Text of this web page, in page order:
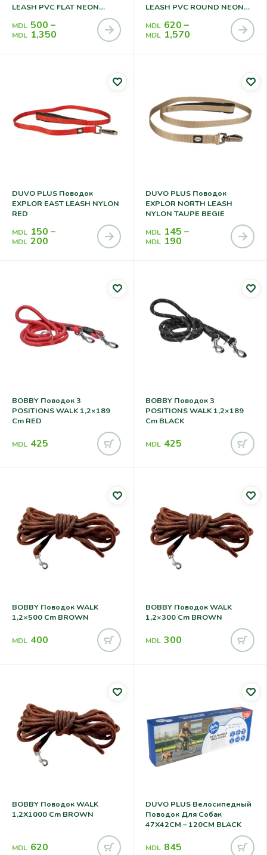
LEASH PVC FLAT NEON
MDL 500 –
MDL 1,350
LEASH PVC ROUND NEON
MDL 620 –
MDL 1,570
DUVO PLUS Поводок
EXPLOR EAST LEASH NYLON
RED
MDL 150 –
MDL 200
DUVO PLUS Поводок
EXPLOR NORTH LEASH
NYLON TAUPE BEGIE
MDL 145 –
MDL 190
BOBBY Поводок 3
POSITIONS WALK 1,2×189
Cm RED
MDL 425
BOBBY Поводок 3
POSITIONS WALK 1,2×189
Cm BLACK
MDL 425
BOBBY Поводок WALK
1,2×500 Cm BROWN
MDL 400
BOBBY Поводок WALK
1,2×300 Cm BROWN
MDL 300
BOBBY Поводок WALK
1,2X1000 Cm BROWN
MDL 620
DUVO PLUS Велосипедный
Поводок Для Собак
47X42CM – 120CM BLACK
MDL 845